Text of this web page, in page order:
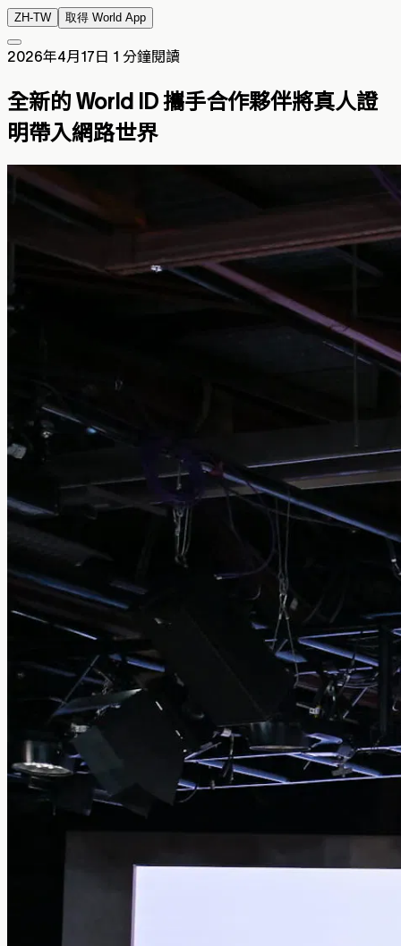
ZH-TW 取得 World App
2026年4月17日 1 分鐘閱讀
全新的 World ID 攜手合作夥伴將真人證
明帶入網路世界